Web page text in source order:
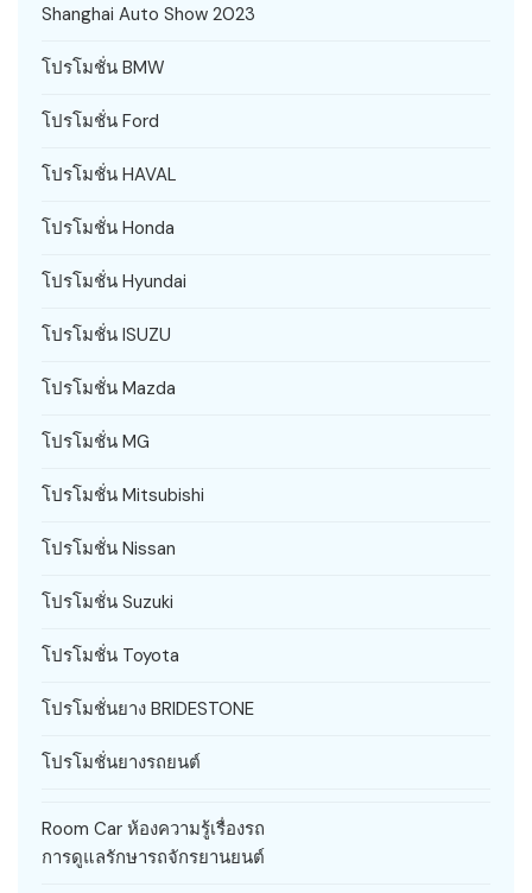
Shanghai Auto Show 2023
โปรโมชั่น BMW
โปรโมชั่น Ford
โปรโมชั่น HAVAL
โปรโมชั่น Honda
โปรโมชั่น Hyundai
โปรโมชั่น ISUZU
โปรโมชั่น Mazda
โปรโมชั่น MG
โปรโมชั่น Mitsubishi
โปรโมชั่น Nissan
โปรโมชั่น Suzuki
โปรโมชั่น Toyota
โปรโมชั่นยาง BRIDESTONE
โปรโมชั่นยางรถยนต์
Room Car ห้องความรู้เรื่องรถ
การดูแลรักษารถจักรยานยนต์